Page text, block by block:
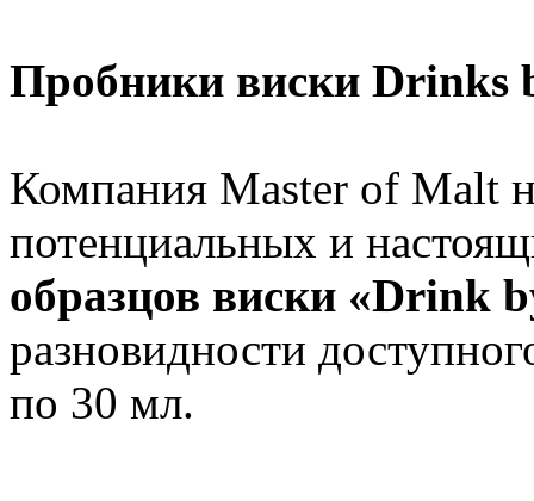
Пробники виски Drinks
Компания Master of Malt
потенциальных и
образцов виски «Drink
разновидности
по 30 мл.